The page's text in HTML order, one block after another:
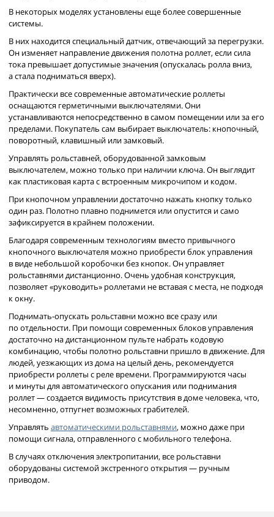
В некоторых моделях установлены еще более совершенные
системы.
В них находится специальный датчик, отвечающий за перегрузки.
Он изменяет направление движения полотна роллет, если сила
тока превышает допустимые значения (опускалась ролла вниз,
а стала подниматься вверх).
Практически все современные автоматические роллеты
оснащаются герметичными выключателями. Они
устанавливаются непосредственно в самом помещении или за его
пределами. Покупатель сам выбирает выключатель: кнопочный,
поворотный, клавишный или замковый.
Управлять рольставней, оборудованной замковым
выключателем, можно только при наличии ключа. Он выглядит
как пластиковая карта с встроенным микрочипом и кодом.
При кнопочном управлении достаточно нажать кнопку только
один раз. Полотно плавно поднимется или опустится и само
зафиксируется в крайнем положении.
Благодаря современным технологиям вместо привычного
кнопочного выключателя можно приобрести блок управления
в виде небольшой коробочки без кнопок. Он управляет
рольставнями дистанционно. Очень удобная конструкция,
позволяет «руководить» роллетами не вставая с места, не подходя
к окну.
Поднимать-опускать рольставни можно все сразу или
по отдельности. При помощи современных блоков управления
достаточно на дистанционном пульте набрать кодовую
комбинацию, чтобы полотно рольставни пришло в движение. Для
людей, уезжающих из дома на целый день, рекомендуется
приобрести роллеты с реле времени. Программируются часы
и минуты для автоматического опускания или поднимания
роллет — создается видимость присутствия в доме человека, что,
несомненно, отпугнет возможных грабителей.
Управлять автоматическими рольставнями, можно даже при
помощи сигнала, отправленного с мобильного телефона.
В случаях отключения электропитании, все рольставни
оборудованы системой экстренного открытия — ручным
приводом.